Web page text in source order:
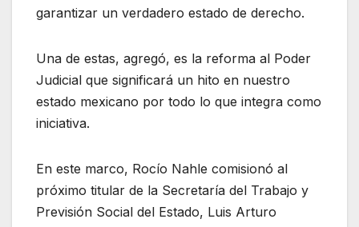
garantizar un verdadero estado de derecho.
Una de estas, agregó, es la reforma al Poder
Judicial que significará un hito en nuestro
estado mexicano por todo lo que integra como
iniciativa.
En este marco, Rocío Nahle comisionó al
próximo titular de la Secretaría del Trabajo y
Previsión Social del Estado, Luis Arturo